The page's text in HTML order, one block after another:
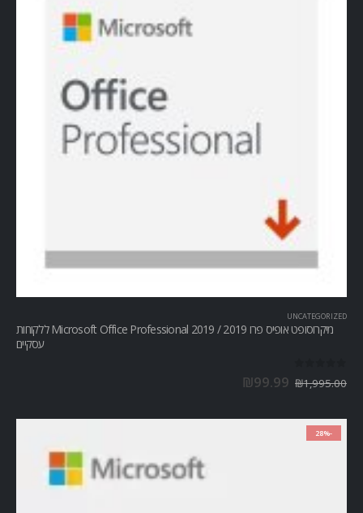
UNCATEGORIZED
מיקרוסופט אופיס פרו Microsoft Office Professional 2019 / 2019 ללקוחות
עסקיים
₪1,995.00
₪99.99
-28%